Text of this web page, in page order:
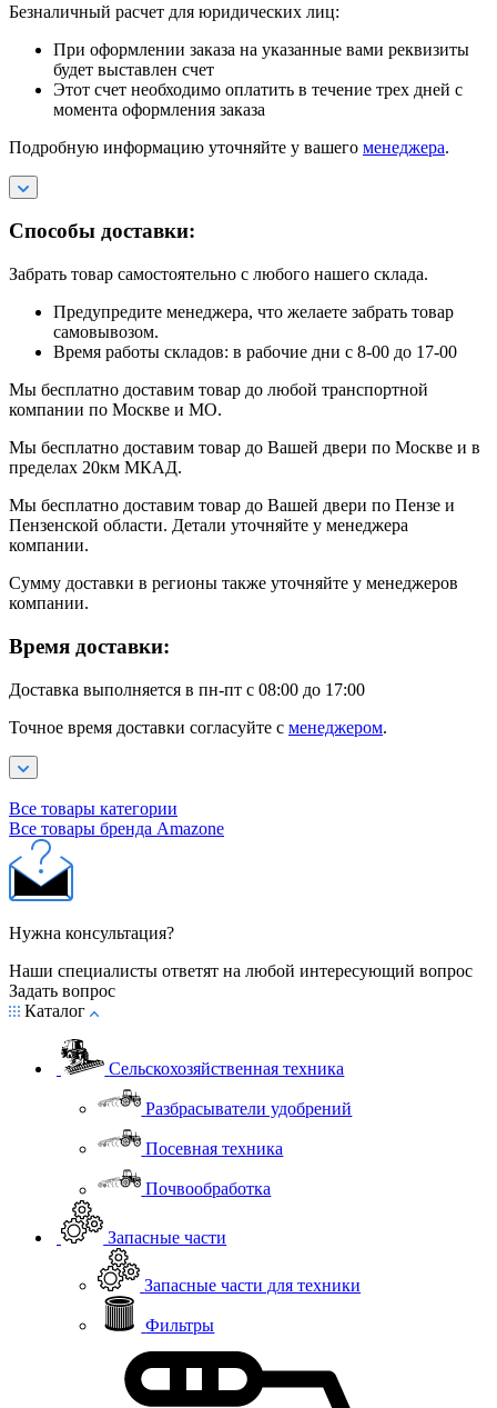
Безналичный расчет для юридических лиц:
При оформлении заказа на указанные вами реквизиты
будет выставлен счет
Этот счет необходимо оплатить в течение трех дней с
момента оформления заказа
Подробную информацию уточняйте у вашего менеджера.
Способы доставки:
Забрать товар самостоятельно с любого нашего склада.
Предупредите менеджера, что желаете забрать товар
самовывозом.
Время работы складов: в рабочие дни с 8-00 до 17-00
Мы бесплатно доставим товар до любой транспортной
компании по Москве и МО.
Мы бесплатно доставим товар до Вашей двери по Москве и в
пределах 20км МКАД.
Мы бесплатно доставим товар до Вашей двери по Пензе и
Пензенской области. Детали уточняйте у менеджера
компании.
Сумму доставки в регионы также уточняйте у менеджеров
компании.
Время доставки:
Доставка выполняется в пн-пт с 08:00 до 17:00
Точное время доставки согласуйте с менеджером.
Все товары категории
Все товары бренда Amazone
Нужна консультация?
Наши специалисты ответят на любой интересующий вопрос
Задать вопрос
Каталог
Сельскохозяйственная техника
Разбрасыватели удобрений
Посевная техника
Почвообработка
Запасные части
Запасные части для техники
Фильтры